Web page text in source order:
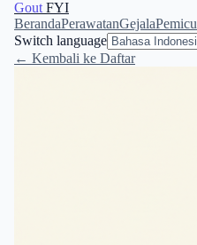
Gout FYI
BerandaPerawatanGejalaPemicu
Switch language
← Kembali ke Daftar